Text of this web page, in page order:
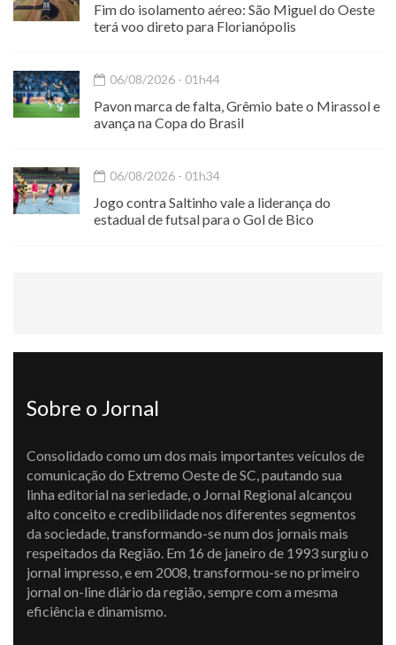
Fim do isolamento aéreo: São Miguel do Oeste
terá voo direto para Florianópolis
06/08/2026 - 01h44
Pavon marca de falta, Grêmio bate o Mirassol e
avança na Copa do Brasil
06/08/2026 - 01h34
Jogo contra Saltinho vale a liderança do
estadual de futsal para o Gol de Bico
Sobre o Jornal
Consolidado como um dos mais importantes veículos de
comunicação do Extremo Oeste de SC, pautando sua
linha editorial na seriedade, o Jornal Regional alcançou
alto conceito e credibilidade nos diferentes segmentos
da sociedade, transformando-se num dos jornais mais
respeitados da Região. Em 16 de janeiro de 1993 surgiu o
jornal impresso, e em 2008, transformou-se no primeiro
jornal on-line diário da região, sempre com a mesma
eficiência e dinamismo.